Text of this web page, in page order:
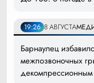
19:26 8 АВГУСТА
Барнаулец
межпозвоночных